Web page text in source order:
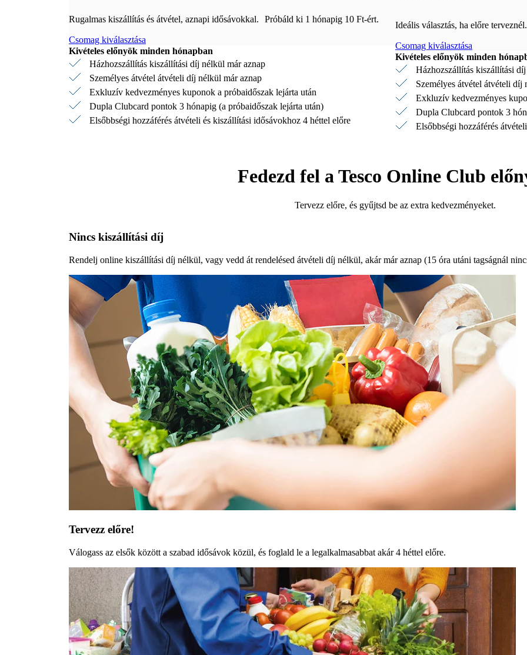
Rugalmas kiszállítás és átvétel, aznapi idősávokkal. Próbáld ki 1 hónapig 10 Ft-ért.
Csomag kiválasztása
Kivételes előnyök minden hónapban
Házhozszállítás kiszállítási díj nélkül már aznap
Személyes átvétel átvételi díj nélkül már aznap
Exkluzív kedvezményes kuponok a próbaidőszak lejárta után
Dupla Clubcard pontok 3 hónapig (a próbaidőszak lejárta után)
Elsőbbségi hozzáférés átvételi és kiszállítási idősávokhoz 4 héttel előre
Ideális választás, ha előre
Csomag kiválasztása
Kivételes előnyök minden
Házhozszállítás kiszállítási
Személyes átvétel átvételi
Exkluzív kedvezményes
Dupla Clubcard pontok 3
Elsőbbségi hozzáférés
Fedezd fel a Tesco Online Club
Tervezz előre, és gyűjtsd be az extra kedvezményeket.
Nincs kiszállítási díj
Rendelj online kiszállítási díj nélkül, vagy vedd át rendelésed átvételi díj nélkül, akár már aznap (15 óra utáni tagságnál
Tervezz előre!
Válogass az elsők között a szabad idősávok közül, és foglald le a legalkalmasabbat akár 4 héttel előre.